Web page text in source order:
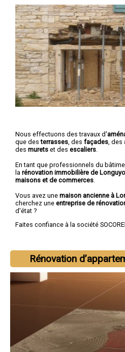
Nous effectuons des travaux d'
que desterrasses , des façades , des
des murets et des escaliers
En tant que professionnels du
la rénovation immobilière de
maisons et de commerces
Vous avez une maison ancienne à
cherchez une entreprise de
d'état ?
Faites confiance à la société
Rénovation